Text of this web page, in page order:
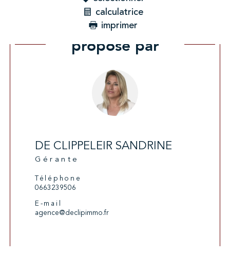
calculatrice
imprimer
Ce bien vous est
proposé par
DE CLIPPELEIR SANDRINE
Gérante
Téléphone
0663239506
E-mail
agence@declipimmo.fr